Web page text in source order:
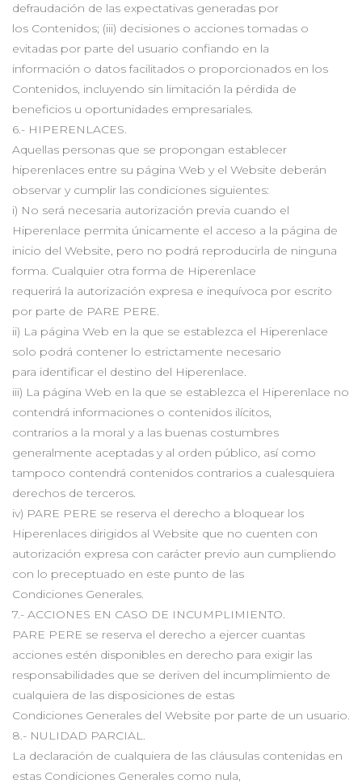
defraudación de las expectativas generadas por
los Contenidos; (iii) decisiones o acciones tomadas o
evitadas por parte del usuario confiando en la
información o datos facilitados o proporcionados en los
Contenidos, incluyendo sin limitación la pérdida de
beneficios u oportunidades empresariales.
6.- HIPERENLACES.
Aquellas personas que se propongan establecer
hiperenlaces entre su página Web y el Website deberán
observar y cumplir las condiciones siguientes:
i) No será necesaria autorización previa cuando el
Hiperenlace permita únicamente el acceso a la página de
inicio del Website, pero no podrá reproducirla de ninguna
forma. Cualquier otra forma de Hiperenlace
requerirá la autorización expresa e inequívoca por escrito
por parte de PARE PERE.
ii) La página Web en la que se establezca el Hiperenlace
solo podrá contener lo estrictamente necesario
para identificar el destino del Hiperenlace.
iii) La página Web en la que se establezca el Hiperenlace no
contendrá informaciones o contenidos ilícitos,
contrarios a la moral y a las buenas costumbres
generalmente aceptadas y al orden público, así como
tampoco contendrá contenidos contrarios a cualesquiera
derechos de terceros.
iv) PARE PERE se reserva el derecho a bloquear los
Hiperenlaces dirigidos al Website que no cuenten con
autorización expresa con carácter previo aun cumpliendo
con lo preceptuado en este punto de las
Condiciones Generales.
7.- ACCIONES EN CASO DE INCUMPLIMIENTO.
PARE PERE se reserva el derecho a ejercer cuantas
acciones estén disponibles en derecho para exigir las
responsabilidades que se deriven del incumplimiento de
cualquiera de las disposiciones de estas
Condiciones Generales del Website por parte de un usuario.
8.- NULIDAD PARCIAL.
La declaración de cualquiera de las cláusulas contenidas en
estas Condiciones Generales como nula,